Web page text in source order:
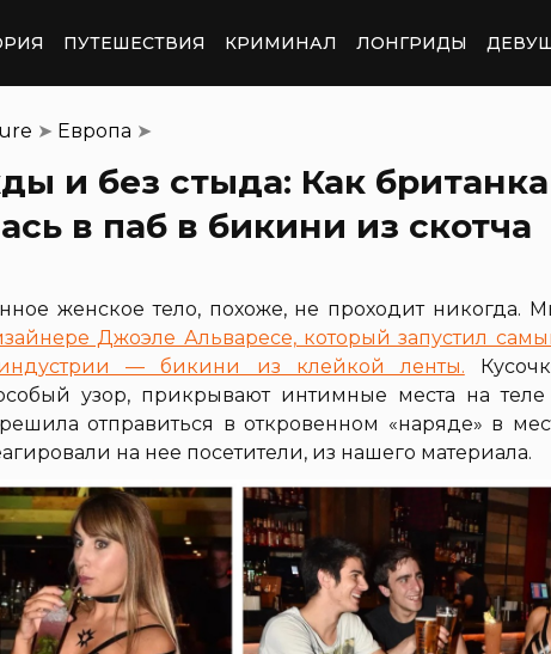
ПУТЕШЕСТВИЯ КРИМИНАЛ ЛОНГРИДЫ
➤ Европа ➤
и без стыда: Как британка
в паб в бикини из скотча
женское тело, похоже, не проходит никогда.
Джоэле Альваресе, который запустил
— бикини из клейкой ленты.
узор, прикрывают интимные места на теле
отправиться в откровенном «наряде» в
на нее посетители, из нашего материала.